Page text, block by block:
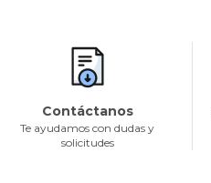
Contáctanos
Te ayudamos con dudas y
solicitudes